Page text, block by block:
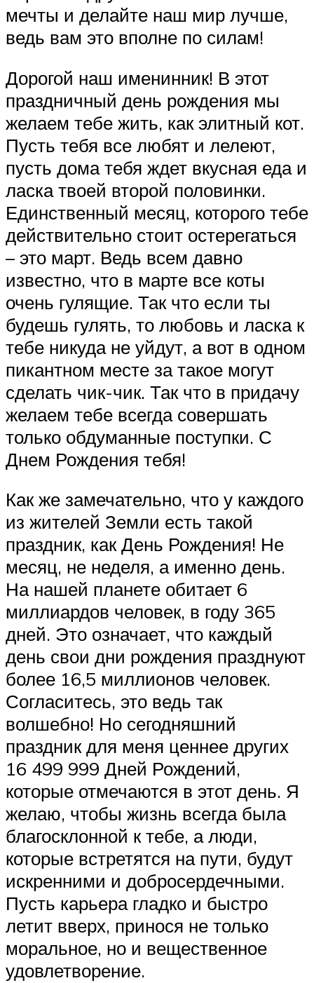
мечты и делайте наш мир лучше,
ведь вам это вполне по силам!
Дорогой наш именинник! В этот
праздничный день рождения мы
желаем тебе жить, как элитный кот.
Пусть тебя все любят и лелеют,
пусть дома тебя ждет вкусная еда и
ласка твоей второй половинки.
Единственный месяц, которого тебе
действительно стоит остерегаться
– это март. Ведь всем давно
известно, что в марте все коты
очень гулящие. Так что если ты
будешь гулять, то любовь и ласка к
тебе никуда не уйдут, а вот в одном
пикантном месте за такое могут
сделать чик-чик. Так что в придачу
желаем тебе всегда совершать
только обдуманные поступки. С
Днем Рождения тебя!
Как же замечательно, что у каждого
из жителей Земли есть такой
праздник, как День Рождения! Не
месяц, не неделя, а именно день.
На нашей планете обитает 6
миллиардов человек, в году 365
дней. Это означает, что каждый
день свои дни рождения празднуют
более 16,5 миллионов человек.
Согласитесь, это ведь так
волшебно! Но сегодняшний
праздник для меня ценнее других
16 499 999 Дней Рождений,
которые отмечаются в этот день. Я
желаю, чтобы жизнь всегда была
благосклонной к тебе, а люди,
которые встретятся на пути, будут
искренними и добросердечными.
Пусть карьера гладко и быстро
летит вверх, принося не только
моральное, но и вещественное
удовлетворение.